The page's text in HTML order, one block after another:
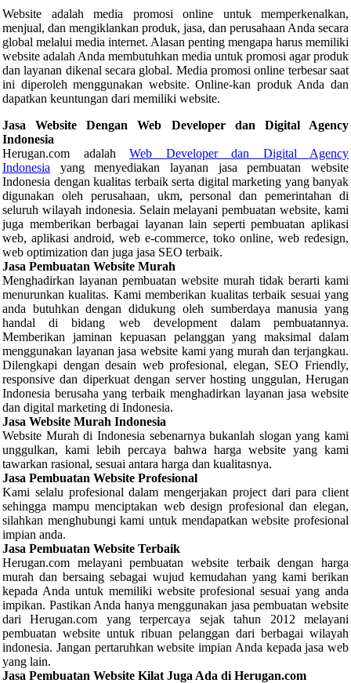
Website adalah media promosi online untuk memperkenalkan,
menjual, dan mengiklankan produk, jasa, dan perusahaan Anda secara
global melalui media internet. Alasan penting mengapa harus memiliki
website adalah Anda membutuhkan media untuk promosi agar produk
dan layanan dikenal secara global. Media promosi online terbesar saat
ini diperoleh menggunakan website. Online-kan produk Anda dan
dapatkan keuntungan dari memiliki website.
Jasa Website Dengan Web Developer dan Digital Agency
Indonesia
Herugan.com adalah Web Developer dan Digital Agency
Indonesia yang menyediakan layanan jasa pembuatan website
Indonesia dengan kualitas terbaik serta digital marketing yang banyak
digunakan oleh perusahaan, ukm, personal dan pemerintahan di
seluruh wilayah indonesia. Selain melayani pembuatan website, kami
juga memberikan berbagai layanan lain seperti pembuatan aplikasi
web, aplikasi android, web e-commerce, toko online, web redesign,
web optimization dan juga jasa SEO terbaik.
Jasa Pembuatan Website Murah
Menghadirkan layanan pembuatan website murah tidak berarti kami
menurunkan kualitas. Kami memberikan kualitas terbaik sesuai yang
anda butuhkan dengan didukung oleh sumberdaya manusia yang
handal di bidang web development dalam pembuatannya.
Memberikan jaminan kepuasan pelanggan yang maksimal dalam
menggunakan layanan jasa website kami yang murah dan terjangkau.
Dilengkapi dengan desain web profesional, elegan, SEO Friendly,
responsive dan diperkuat dengan server hosting unggulan, Herugan
Indonesia berusaha yang terbaik menghadirkan layanan jasa website
dan digital marketing di Indonesia.
Jasa Website Murah Indonesia
Website Murah di Indonesia sebenarnya bukanlah slogan yang kami
unggulkan, kami lebih percaya bahwa harga website yang kami
tawarkan rasional, sesuai antara harga dan kualitasnya.
Jasa Pembuatan Website Profesional
Kami selalu profesional dalam mengerjakan project dari para client
sehingga mampu menciptakan web design profesional dan elegan,
silahkan menghubungi kami untuk mendapatkan website profesional
impian anda.
Jasa Pembuatan Website Terbaik
Herugan.com melayani pembuatan website terbaik dengan harga
murah dan bersaing sebagai wujud kemudahan yang kami berikan
kepada Anda untuk memiliki website profesional sesuai yang anda
impikan. Pastikan Anda hanya menggunakan jasa pembuatan website
dari Herugan.com yang terpercaya sejak tahun 2012 melayani
pembuatan website untuk ribuan pelanggan dari berbagai wilayah
indonesia. Jangan pertaruhkan website impian Anda kepada jasa web
yang lain.
Jasa Pembuatan Website Kilat Juga Ada di Herugan.com